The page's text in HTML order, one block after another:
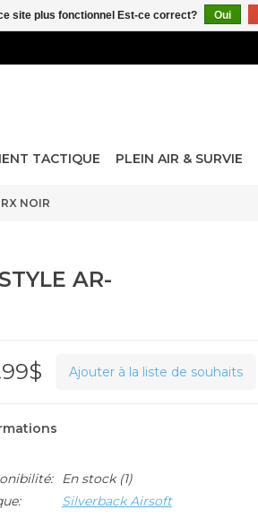
TACTIQUE PLEIN AIR & SURVIE
NOIR
AR-
Ajouter à la liste de souhaits
En stock(1)
Silverback Airsoft
site plus fonctionnel Est-ce correct? Oui